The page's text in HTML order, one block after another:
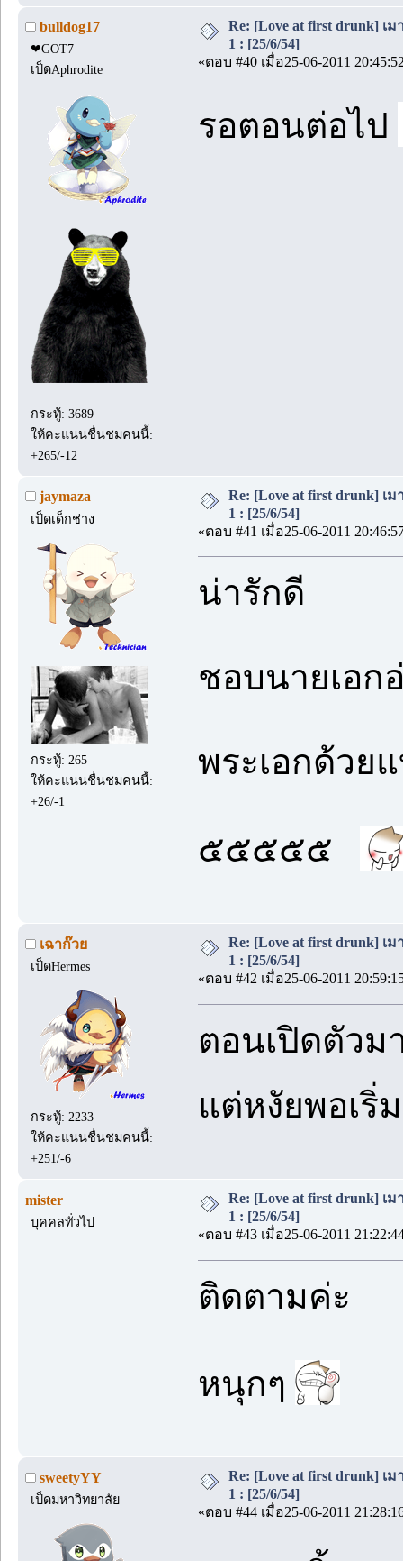
bulldog17
❤GOT7
เป็ดAphrodite
กระทู้: 3689
ให้คะแนนชื่นชมคนนี้:
+265/-12
Re: [Love at first drunk] เ
1 : [25/6/54]
«ตอบ #40 เมื่อ25-06-2011
รอตอนต่อไป
jaymaza
เป็ดเด็กช่าง
กระทู้: 265
ให้คะแนนชื่นชมคนนี้:
+26/-1
Re: [Love at first drunk] เ
1 : [25/6/54]
«ตอบ #41 เมื่อ25-06-2011
น่ารักดี
ชอบนายเอก
พระเอกด้วย
๕๕๕๕๕
เฉาก๊วย
เป็ดHermes
กระทู้: 2233
ให้คะแนนชื่นชมคนนี้:
+251/-6
Re: [Love at first drunk] เ
1 : [25/6/54]
«ตอบ #42 เมื่อ25-06-2011
ตอนเปิดตัวม
แต่หงัยพอเริ่
mister
บุคคลทั่วไป
Re: [Love at first drunk] เ
1 : [25/6/54]
«ตอบ #43 เมื่อ25-06-2011
ติดตามค่ะ
หนุกๆ
sweetyYY
เป็ดมหาวิทยาลัย
Re: [Love at first drunk] เ
1 : [25/6/54]
«ตอบ #44 เมื่อ25-06-2011